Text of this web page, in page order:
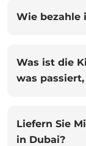
Wie bezahle
Was ist die
was
Liefern Sie
in Dubai?